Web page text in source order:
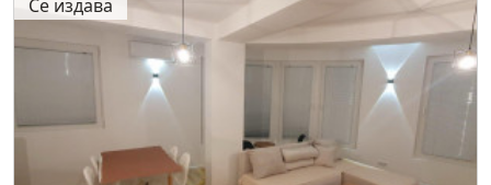
Се издава